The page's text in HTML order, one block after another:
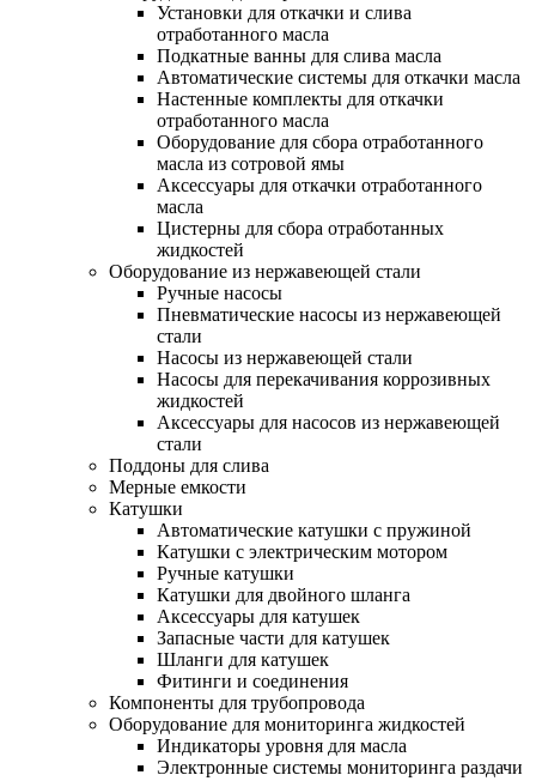
Установки для откачки и слива
отработанного масла
Подкатные ванны для слива масла
Автоматические системы для откачки масла
Настенные комплекты для откачки
отработанного масла
Оборудование для сбора отработанного
масла из сотровой ямы
Аксессуары для откачки отработанного
масла
Цистерны для сбора отработанных
жидкостей
Оборудование из нержавеющей стали
Ручные насосы
Пневматические насосы из нержавеющей
стали
Насосы из нержавеющей стали
Насосы для перекачивания коррозивных
жидкостей
Аксессуары для насосов из нержавеющей
стали
Поддоны для слива
Мерные емкости
Катушки
Автоматические катушки с пружиной
Катушки с электрическим мотором
Ручные катушки
Катушки для двойного шланга
Аксессуары для катушек
Запасные части для катушек
Шланги для катушек
Фитинги и соединения
Компоненты для трубопровода
Оборудование для мониторинга жидкостей
Индикаторы уровня для масла
Электронные системы мониторинга раздачи